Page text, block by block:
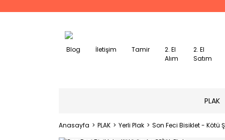
Blog İletişim Tamir
2. El
Alım
2. El
Satım
PLAK
Anasayfa PLAK Yerli Plak Son Feci Bisiklet - Kötü